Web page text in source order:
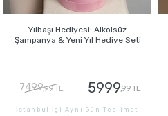
Yılbaşı Hediyesi: Alkolsüz
Şampanya & Yeni Yıl Hediye Seti
7499,99 TL 5999,99 TL
İstanbul İçi Aynı Gün Teslimat